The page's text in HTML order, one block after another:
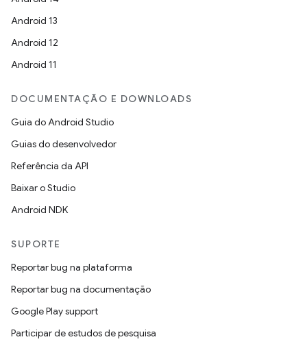
Android 13
Android 12
Android 11
DOCUMENTAÇÃO E DOWNLOADS
Guia do Android Studio
Guias do desenvolvedor
Referência da API
Baixar o Studio
Android NDK
SUPORTE
Reportar bug na plataforma
Reportar bug na documentação
Google Play support
Participar de estudos de pesquisa